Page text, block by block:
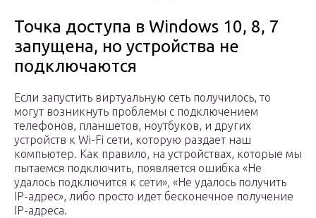
Точка доступа в Windows 10, 8, 7
запущена, но устройства не
подключаются
Если запустить виртуальную сеть получилось, то
могут возникнуть проблемы с подключением
телефонов, планшетов, ноутбуков, и других
устройств к Wi-Fi сети, которую раздает наш
компьютер. Как правило, на устройствах, которые мы
пытаемся подключить, появляется ошибка «Не
удалось подключится к сети», «Не удалось получить
IP-адрес», либо просто идет бесконечное получение
IP-адреса.